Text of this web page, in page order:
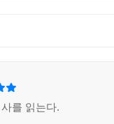
연민, 기득권을 향한
자유롭게 넘나드는
문학적 통찰을 겸비한
를 읽는다.